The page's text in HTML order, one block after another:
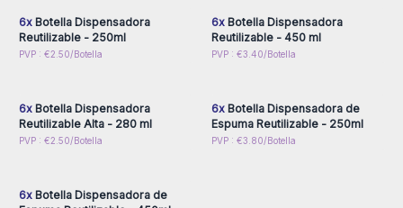
6xBotella Dispensadora
Reutilizable - 250ml
PVP : €2.50/Botella
6xBotella Dispensadora
Reutilizable - 450 ml
PVP : €3.40/Botella
Inicie sesión o regístrese
6xBotella Dispensadora
Reutilizable Alta - 280 ml
PVP : €2.50/Botella
Inicie sesión o regístrese
6xBotella Dispensadora de
Espuma Reutilizable - 250ml
PVP : €3.80/Botella
Inicie sesión o regístrese
6xBotella Dispensadora de